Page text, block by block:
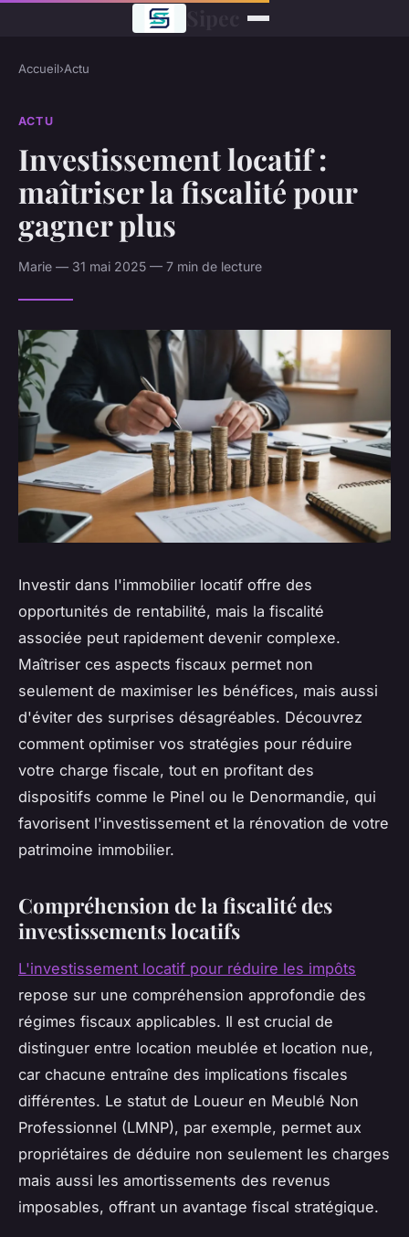
Accueil›Actu
ACTU
Investissement locatif :
maîtriser la fiscalité pour
gagner plus
Marie — 31 mai 2025 — 7 min de lecture
Investir dans l'immobilier locatif offre des
opportunités de rentabilité, mais la fiscalité
associée peut rapidement devenir complexe.
Maîtriser ces aspects fiscaux permet non
seulement de maximiser les bénéfices, mais aussi
d'éviter des surprises désagréables. Découvrez
comment optimiser vos stratégies pour réduire
votre charge fiscale, tout en profitant des
dispositifs comme le Pinel ou le Denormandie, qui
favorisent l'investissement et la rénovation de votre
patrimoine immobilier.
Compréhension de la fiscalité des
investissements locatifs
L'investissement locatif pour réduire les impôts
repose sur une compréhension approfondie des
régimes fiscaux applicables. Il est crucial de
distinguer entre location meublée et location nue,
car chacune entraîne des implications fiscales
différentes. Le statut de Loueur en Meublé Non
Professionnel (LMNP), par exemple, permet aux
propriétaires de déduire non seulement les charges
mais aussi les amortissements des revenus
imposables, offrant un avantage fiscal stratégique.